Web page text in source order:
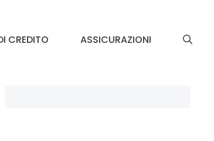
CREDITO ASSICURAZIONI